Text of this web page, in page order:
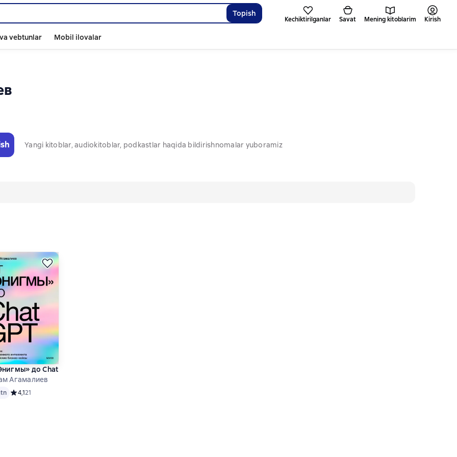
Topish
Kechiktirilganlar Savat Mening kitoblarim Kirish
vebtunlar Mobil ilovalar
Yangi kitoblar, audiokitoblar, podkastlar haqida bildirishnomalar yuboramiz
систему достижения целей
«нечтения» для профессионального роста
25 оценок
до ChatGPT. Эволюция искусственного интеллекта и российская практика в образовании, медицине и бизнесе
Агамалиев
Средний рейтинг 4,1 на основе 21 оценок
4,121